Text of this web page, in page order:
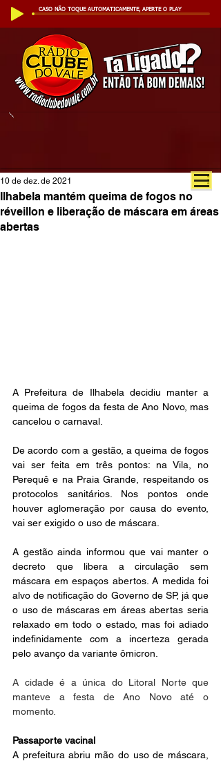
CASO NÃO TOQUE AUTOMATICAMENTE, APERTE O PLAY
Ilhabela mantém queima de fogos no
réveillon e liberação de máscara em áreas
abertas
10 de dez. de 2021
A Prefeitura de Ilhabela decidiu manter a
queima de fogos da festa de Ano Novo, mas
cancelou o carnaval.
De acordo com a gestão, a queima de fogos
vai ser feita em três pontos: na Vila, no
Perequê e na Praia Grande, respeitando os
protocolos sanitários. Nos pontos onde
houver aglomeração por causa do evento,
vai ser exigido o uso de máscara.
A gestão ainda informou que vai manter o
decreto que libera a circulação sem
máscara em espaços abertos. A medida foi
alvo de notificação do Governo de SP, já que
o uso de máscaras em áreas abertas seria
relaxado em todo o estado, mas foi adiado
indefinidamente com a incerteza gerada
pelo avanço da variante ômicron.
A cidade é a única do Litoral Norte que
manteve a festa de Ano Novo até o
momento.
Passaporte vacinal
A prefeitura abriu mão do uso de máscara,